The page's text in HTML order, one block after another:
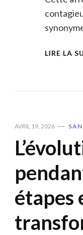
LIRE LA
AVRIL 19, 2026
étapes